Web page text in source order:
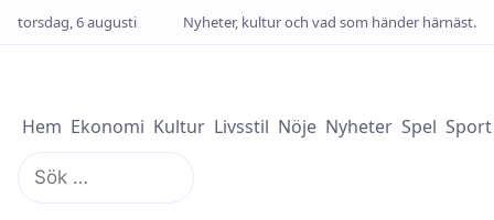
torsdag, 6 augusti Nyheter, kultur och vad som händer härnäst.
Hem Ekonomi Kultur Livsstil Nöje Nyheter Spel Sport
Sök
efter: